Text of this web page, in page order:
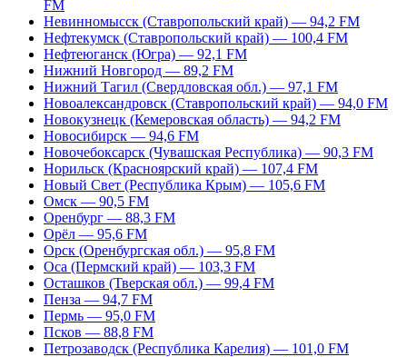
FM
Невинномысск (Ставропольский край) — 94,2 FM
Нефтекумск (Ставропольский край) — 100,4 FM
Нефтеюганск (Югра) — 92,1 FM
Нижний Новгород — 89,2 FM
Нижний Тагил (Свердловская обл.) — 97,1 FM
Новоалександровск (Ставропольский край) — 94,0 FM
Новокузнецк (Кемеровская область) — 94,2 FM
Новосибирск — 94,6 FM
Новочебоксарск (Чувашская Республика) — 90,3 FM
Норильск (Красноярский край) — 107,4 FM
Новый Свет (Республика Крым) — 105,6 FM
Омск — 90,5 FM
Оренбург — 88,3 FM
Орёл — 95,6 FM
Орск (Оренбургская обл.) — 95,8 FM
Оса (Пермский край) — 103,3 FM
Осташков (Тверская обл.) — 99,4 FM
Пенза — 94,7 FM
Пермь — 95,0 FM
Псков — 88,8 FM
Петрозаводск (Республика Карелия) — 101,0 FM